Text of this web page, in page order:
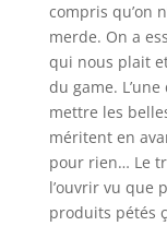
compris qu’on
merde. On a
qui nous plait
du game.
mettre les
méritent en
pour rien… Le
l’ouvrir vu que
produits pétés